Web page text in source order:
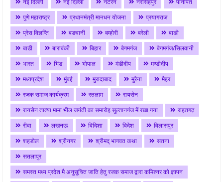
पुणे महाराष्ट्र
प्रधानमंत्री मानधन योजना
प्रयागराज
प्रेस विज्ञप्ति
बङवानी बम्होरी बरेली
बाङी
बाडी
बाराबंकी बिहार बेगमगंज
बेगमगंज/सिलवानी
भारत
भिंड भोपाल मंडीदीप
मण्डीदीप
मध्यप्रदेश
मुंबई मुरादाबाद मुरैना
मैहर
रजक समाज कार्यक्रम
रतलाम
रायसेन
रायसेन तात्या मामा भील जयंती का समारोह सुल्तानगंज में रखा गया
राहतगढ़
रीवा
लखनऊ विदिशा विदेश
विलासपुर
शहडोल
श्रीनगर श्रीमद् भागवत कथा
सतना
सतलापुर
समस्त मध्य प्रदेश मै अनुसूचित जाति हेतु रजक समाज द्वारा कमिश्नर को ज्ञापन